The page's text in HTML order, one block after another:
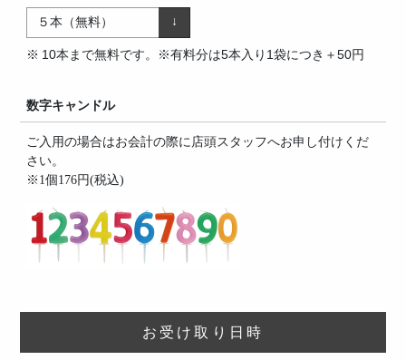
10本まで無料です。※有料分は5本入り1袋につき＋50円
数字キャンドル
ご入用の場合はお会計の際に店頭スタッフへお申し付けくだ
さい。
※1個176円(税込)
お受け取り日時